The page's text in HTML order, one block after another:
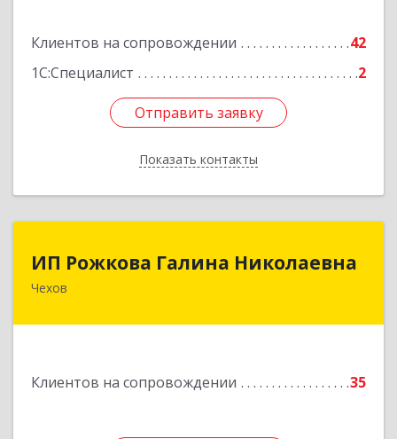
Клиентов на сопровождении
42
1С:Специалист
2
Отправить заявку
Показать контакты
Отправить заявку
Назад
ИП Рожкова Галина Николаевна
Чехов
Клиентов на сопровождении 35
142306, Московская обл, Чеховский р-н, Чехов